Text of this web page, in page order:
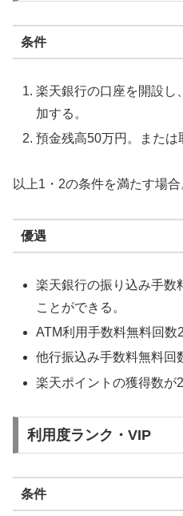
条件
楽天銀行の口座を開設し
加する。
預金残高50万円。または
以上1・2の条件を満たす場合
優遇
楽天銀行の振り込み手数
ことができる。
ATM利用手数料無料回数2
他行振込み手数料無料回
楽天ポイントの獲得数が2
利用度ランク・VIP
条件